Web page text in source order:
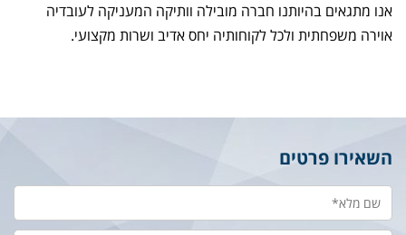
אנו מתגאים בהיותנו חברה מובילה וותיקה המעניקה לעובדיה
אוירה משפחתית ולכל לקוחותיה יחס אדיב ושרות מקצועי.
השאירו פרטים